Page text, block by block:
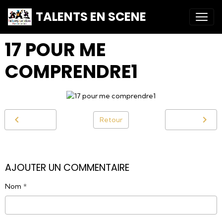
TALENTS EN SCENE
17 POUR ME
COMPRENDRE1
Retour
AJOUTER UN COMMENTAIRE
Nom